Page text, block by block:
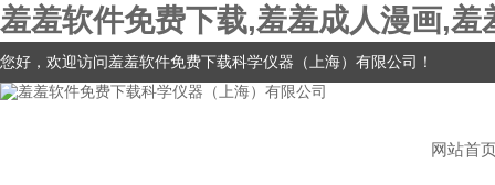
羞羞软件免费下载,羞羞成人漫画,
您好，欢迎访问羞羞软件免费下载科学仪器（上海）有限公司！
网站首